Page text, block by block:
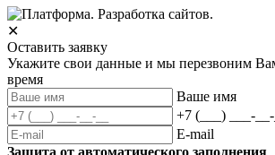
✕
Оставить заявку
Укажите свои данные и мы перезвоним
время
Ваше имя
+7 (___) ___-__-
E-mail